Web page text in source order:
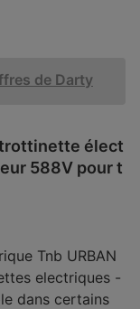
de Darty
élect
588V pour t
Tnb URBAN
electriques -
dans certains